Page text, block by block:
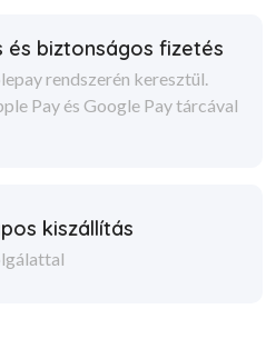
és biztonságos fizetés
rendszerén keresztül.
Pay és Google Pay tárcával
kiszállítás